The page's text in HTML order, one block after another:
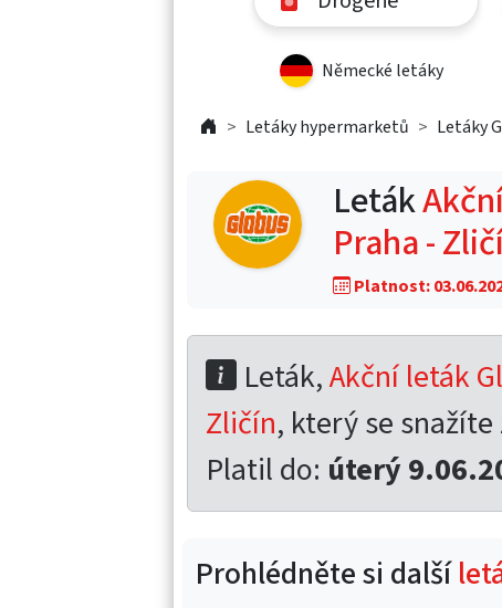
Německé letáky
Letáky hypermarketů Letáky
Leták
Praha -
Platnost:
Leták,Akční leták
Zličín, který se
Platil do: úterý
Prohlédněte si další